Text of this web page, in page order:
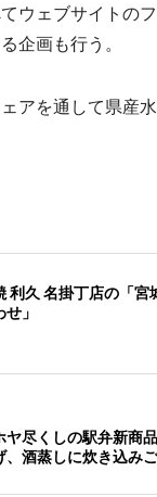
ウェブサイトの
企画も行う。
アを通して県産
利久 名掛丁店の「宮
」
ヤ尽くしの駅弁新商
、酒蒸しに炊き込み